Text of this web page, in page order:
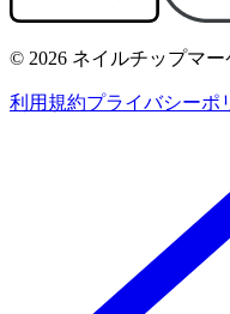
© 2026 ネイルチップマー
利用規約プライバシーポ